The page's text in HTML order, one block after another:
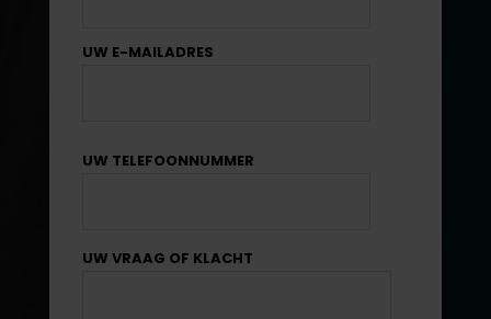
UW E-MAILADRES
UW TELEFOONNUMMER
UW VRAAG OF KLACHT